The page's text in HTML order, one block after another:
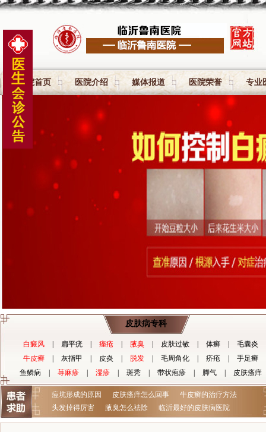
医院首页 医院介绍 媒体报道 医院荣誉 专业
皮肤病专科
白癜风 扁平疣 痤疮 腋臭 皮肤过敏 体癣
毛囊炎
牛皮癣
灰指甲 皮炎 脱发 毛周角化 疥疮
手足癣
鱼鳞病
荨麻疹 湿疹 斑秃 带状疱疹 脚气 皮肤瘙痒
痘坑形成的原因 皮肤瘙痒怎么回事
牛皮癣的治疗方法
头发掉得厉害
腋臭怎么祛除 临沂最好的皮肤病医院